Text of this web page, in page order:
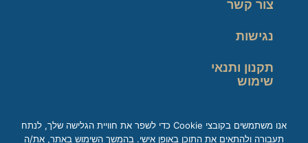
צור קשר
נגישות
תקנון ותנאי
שימוש
אנו משתמשים בקובצי Cookie כדי לשפר את חוויית הגלישה שלך, לנתח
תעבורה ולהתאים את התוכן באופן אישי. בהמשך השימוש באתר, את/ה